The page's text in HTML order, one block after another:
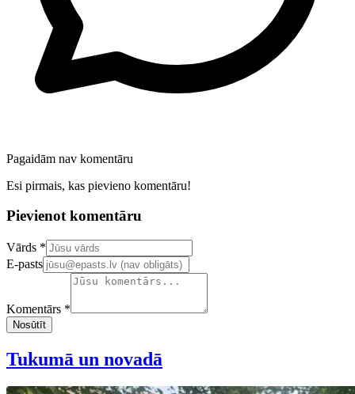
Pagaidām nav komentāru
Esi pirmais, kas pievieno komentāru!
Pievienot komentāru
Confirm your email address
Vārds *
E-pasts
Komentārs *
Nosūtīt
Tukumā un novadā